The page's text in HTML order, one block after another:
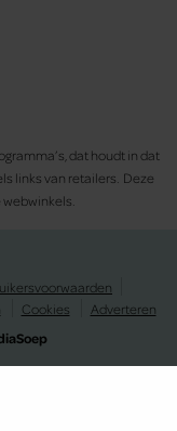
dat houdt in dat
links van retailers. Deze
Cookies
Adverteren